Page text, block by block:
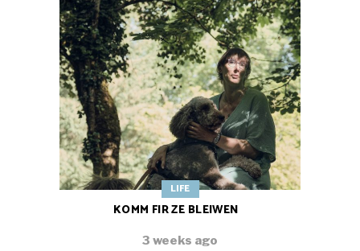
LIFE
KOMM FIR ZE BLEIWEN
3 weeks ago